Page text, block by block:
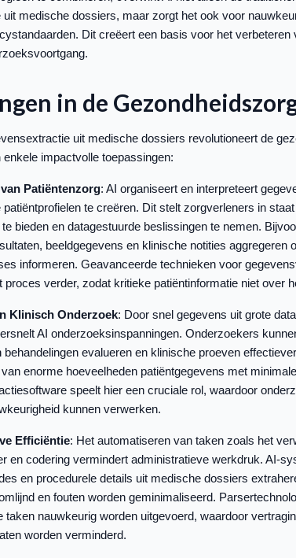
medische dossiers, maar zorgt het ook voor
Dit creëert een basis voor het verbeteren
in de
uit medische dossiers revolutioneert de
enkele impactvolle toepassingen:
Patiëntenzorg: AI organiseert en interpreteert
patiëntprofielen te creëren. Dit stelt zorgverleners in
te bieden en datagestuurde beslissingen te nemen.
beeldgegevens en klinische notities aggregeren
informeren. Geavanceerde technieken voor
proces verder, zodat kritieke patiëntinformatie niet over
Klinisch Onderzoek: Door snel gegevens uit grote
AI onderzoeksinspanningen. Onderzoekers
behandelingen evalueren en klinische proeven
enorme hoeveelheden patiëntgegevens met
speelt hier een cruciale rol, waardoor
kunnen verwerken.
Efficiëntie: Het automatiseren van taken zoals het
en codering vermindert administratieve werkdruk. AI-
en procedurele details uit medische dossiers
en fouten worden geminimaliseerd.
taken nauwkeurig worden uitgevoerd, waardoor
worden verminderd.